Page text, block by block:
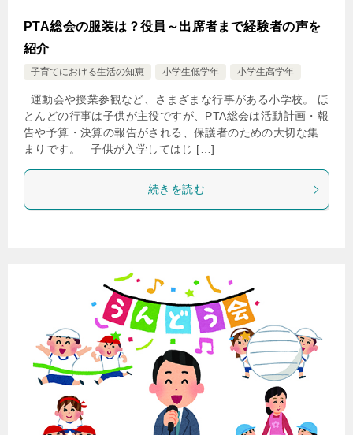
PTA総会の服装は？役員～出席者まで経験者の声を
紹介
子育てにおける生活の知恵 小学生低学年 小学生高学年
運動会や授業参観など、さまざまな行事がある小学校。 ほ
とんどの行事は子供が主役ですが、PTA総会は活動計画・報
告や予算・決算の報告がされる、保護者のための大切な集
まりです。 子供が入学してはじ […]
続きを読む